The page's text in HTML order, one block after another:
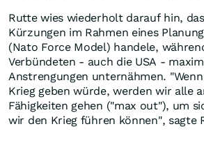
Rutte wies wiederholt darauf hin,
Kürzungen im Rahmen eines
(Nato Force Model) handele,
Verbündeten - auch die USA -
Anstrengungen unternähmen.
Krieg geben würde, werden wir alle
Fähigkeiten gehen ("max out"), um
wir den Krieg führen können", sagte